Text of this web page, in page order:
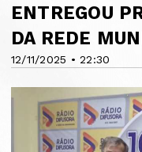
12/11/2025 • 22:30
ENTREGOU
DA REDE